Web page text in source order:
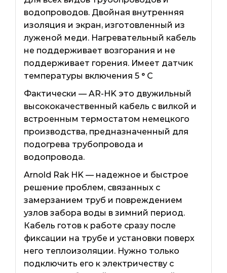
водопроводов. Двойная внутренняя
изоляция и экран, изготовленный из
луженой меди. Нагревательный кабель
не поддерживает возгорания и не
поддерживает горения. Имеет датчик
температуры включения 5 ° С
Фактически — AR-HK это двужильный
высококачественный кабель с вилкой и
встроенным термостатом немецкого
производства, предназначенный для
подогрева трубопровода и
водопровода.
Arnold Rak HK — надежное и быстрое
решение проблем, связанных с
замерзанием труб и повреждением
узлов забора воды в зимний период.
Кабель готов к работе сразу после
фиксации на трубе и установки поверх
него теплоизоляции. Нужно только
подключить его к электричеству с